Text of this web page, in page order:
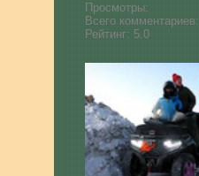
Просмотры:
Всего комментариев:
Рейтинг: 5.0